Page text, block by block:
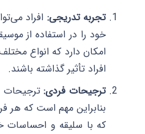
تجربه تدریجی: افراد
خود را در استفاده از
امکان دارد که انواع
افراد تأثیر گذاشته باشند.
ترجیحات فردی:ترجیحات
بنابراین مهم است که هر
که با سلیقه و